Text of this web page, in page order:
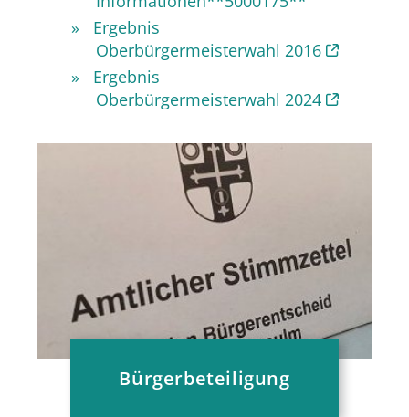
Ergebnis
Oberbürgermeisterwahl 2016
Ergebnis
Oberbürgermeisterwahl 2024
Bürgerbeteiligung